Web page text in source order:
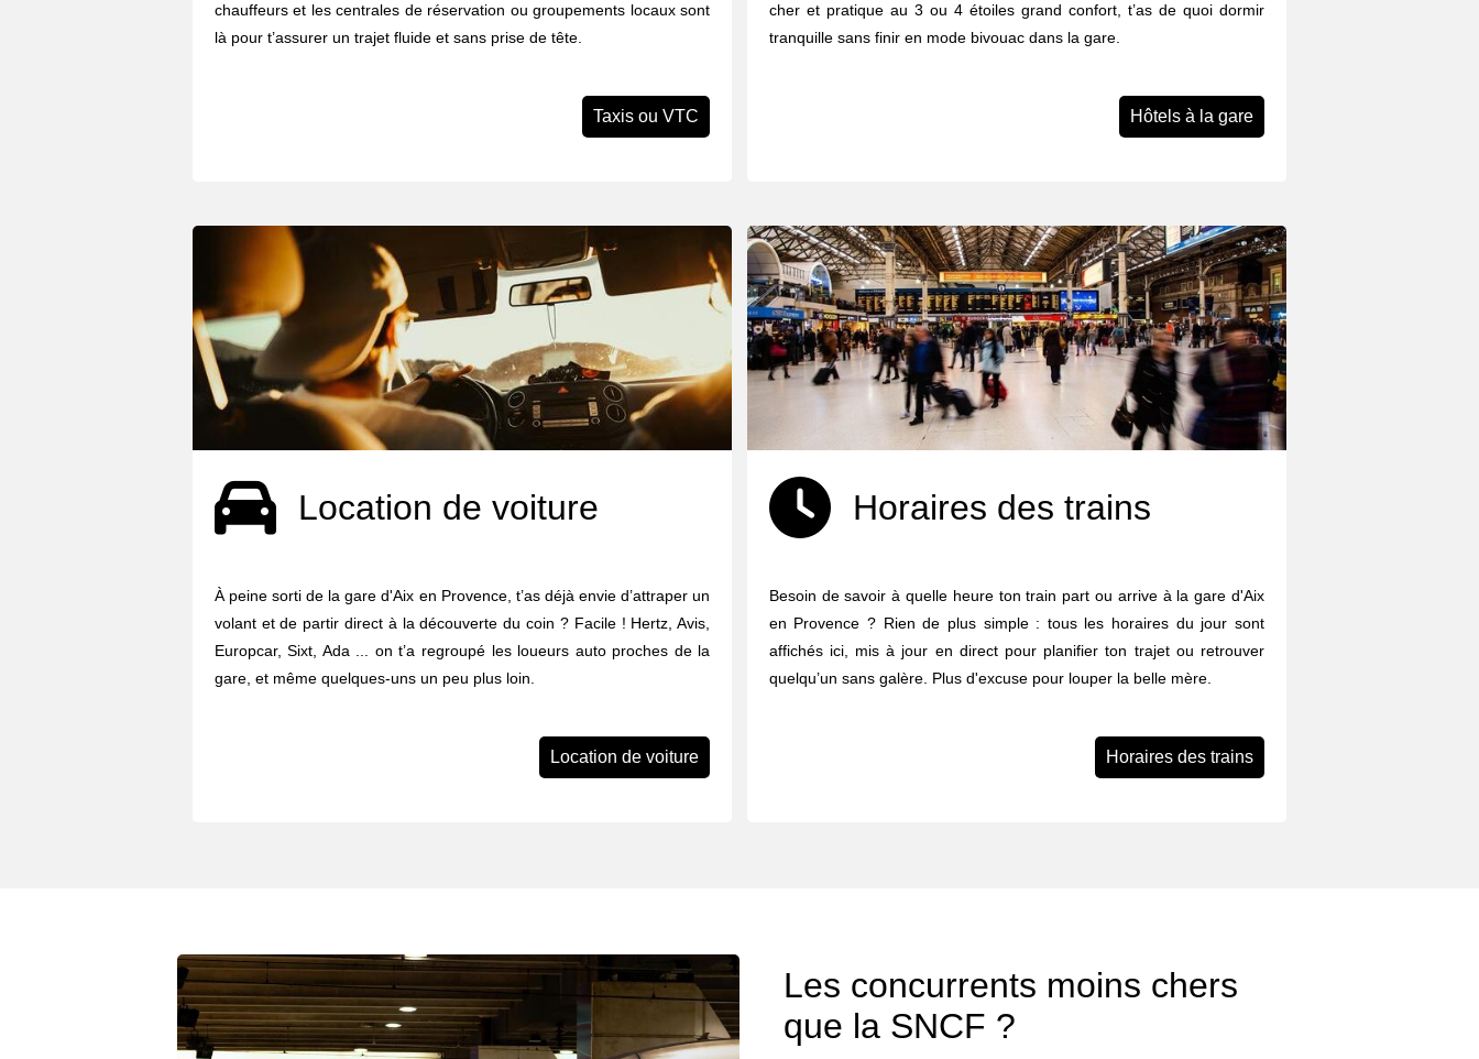
chauffeurs et les centrales de réservation ou groupements locaux sont
là pour t’assurer un trajet fluide et sans prise de tête.
Taxis ou VTC
cher et pratique au 3 ou 4 étoiles grand confort, t’as de quoi dormir
tranquille sans finir en mode bivouac dans la gare.
Hôtels à la gare
Location de voiture
À peine sorti de la gare d'Aix en Provence, t’as déjà envie d’attraper un
volant et de partir direct à la découverte du coin ? Facile ! Hertz, Avis,
Europcar, Sixt, Ada ... on t’a regroupé les loueurs auto proches de la
gare, et même quelques-uns un peu plus loin.
Location de voiture
Horaires des trains
Besoin de savoir à quelle heure ton train part ou arrive à la gare d'Aix
en Provence ? Rien de plus simple : tous les horaires du jour sont
affichés ici, mis à jour en direct pour planifier ton trajet ou retrouver
quelqu’un sans galère. Plus d'excuse pour louper la belle mère.
Horaires des trains
Les concurrents moins chers
que la SNCF ?